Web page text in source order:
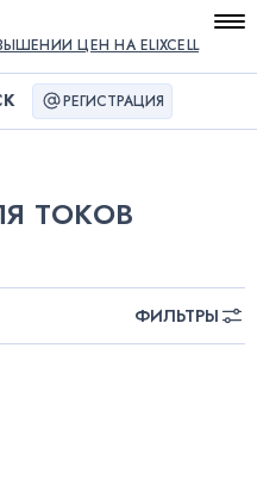
ЦЕН НА ELIXCELL
РЕГИСТРАЦИЯ
ТОКОВ
ФИЛЬТРЫ